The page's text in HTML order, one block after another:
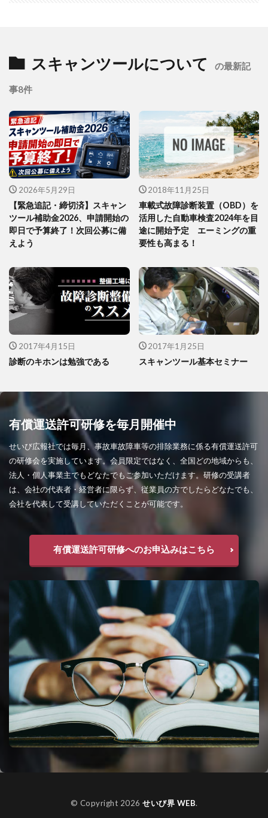
スキャンツールについて の最新記
事8件
2026年5月29日
【緊急追記・締切済】スキャン
ツール補助金2026、申請開始の
即日で予算終了！次回公募に備
えよう
2018年11月25日
車載式故障診断装置（OBD）を
活用した自動車検査2024年を目
途に開始予定 エーミングの重
要性も高まる！
2017年4月15日
診断のキホンは勉強である
2017年1月25日
スキャンツール基本セミナー
有償運送許可研修を毎月開催中
せいび広報社では毎月、事故車故障車等の排除業務に係る有償運送許可
の研修会を実施しています。会員限定ではなく、全国どの地域からも、
法人・個人事業主でもどなたでもご参加いただけます。研修の受講者
は、会社の代表者・経営者に限らず、従業員の方でしたらどなたでも、
会社を代表して受講していただくことが可能です。
有償運送許可研修へのお申込みはこちら
© Copyright 2026 せいび界 WEB.